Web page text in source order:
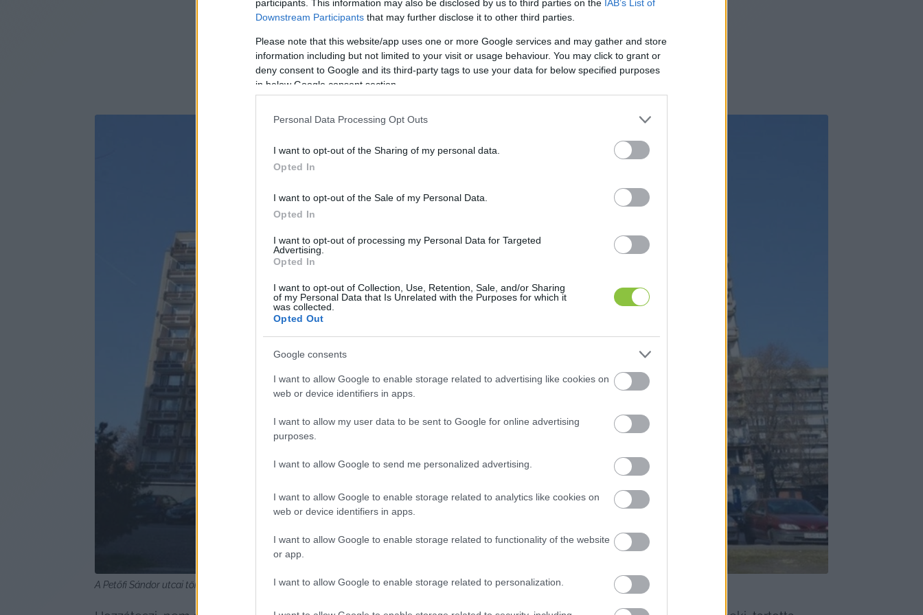
participants. This information may also be disclosed by us to third parties on the IAB’s List of
Downstream Participants that may further disclose it to other third parties.
Please note that this website/app uses one or more Google services and may gather and store
information including but not limited to your visit or usage behaviour. You may click to grant or
deny consent to Google and its third-party tags to use your data for below specified purposes
in below Google consent section.
Personal Data Processing Opt Outs
I want to opt-out of the Sharing of my personal data.
Opted In
I want to opt-out of the Sale of my Personal Data.
Opted In
I want to opt-out of processing my Personal Data for Targeted
Advertising.
Opted In
I want to opt-out of Collection, Use, Retention, Sale, and/or Sharing
of my Personal Data that Is Unrelated with the Purposes for which it
was collected.
Opted Out
Google consents
I want to allow Google to enable storage related to advertising like cookies on
web or device identifiers in apps.
I want to allow my user data to be sent to Google for online advertising
purposes.
I want to allow Google to send me personalized advertising.
I want to allow Google to enable storage related to analytics like cookies on
web or device identifiers in apps.
I want to allow Google to enable storage related to functionality of the website
or app.
I want to allow Google to enable storage related to personalization.
A Petőfi Sándor utcai tömb egy részében önkormányzati bérlakások vannak / Fotó: Hraskó István